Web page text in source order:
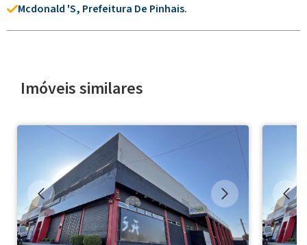
Mcdonald 's, Prefeitura De Pinhais.
Imóveis similares